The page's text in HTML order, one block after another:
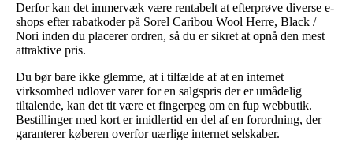
Derfor kan det immervæk være rentabelt at efterprøve diverse e-
shops efter rabatkoder på Sorel Caribou Wool Herre, Black /
Nori inden du placerer ordren, så du er sikret at opnå den mest
attraktive pris.
Du bør bare ikke glemme, at i tilfælde af at en internet
virksomhed udlover varer for en salgspris der er umådelig
tiltalende, kan det tit være et fingerpeg om en fup webbutik.
Bestillinger med kort er imidlertid en del af en forordning, der
garanterer køberen overfor uærlige internet selskaber.